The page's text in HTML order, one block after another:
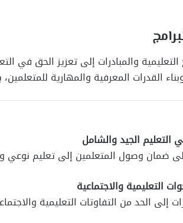
والمبادرات إلى تعزيز الحق في
وبناء القدرات المعرفية والمهارية
الجيد والشامل
ضمان وصول المتعلمين إلى تعليم نوعي
التعليمية والاجتماعية
إلى الحد من التفاوتات التعليمية